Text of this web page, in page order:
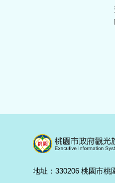
地址：330206 桃園市桃